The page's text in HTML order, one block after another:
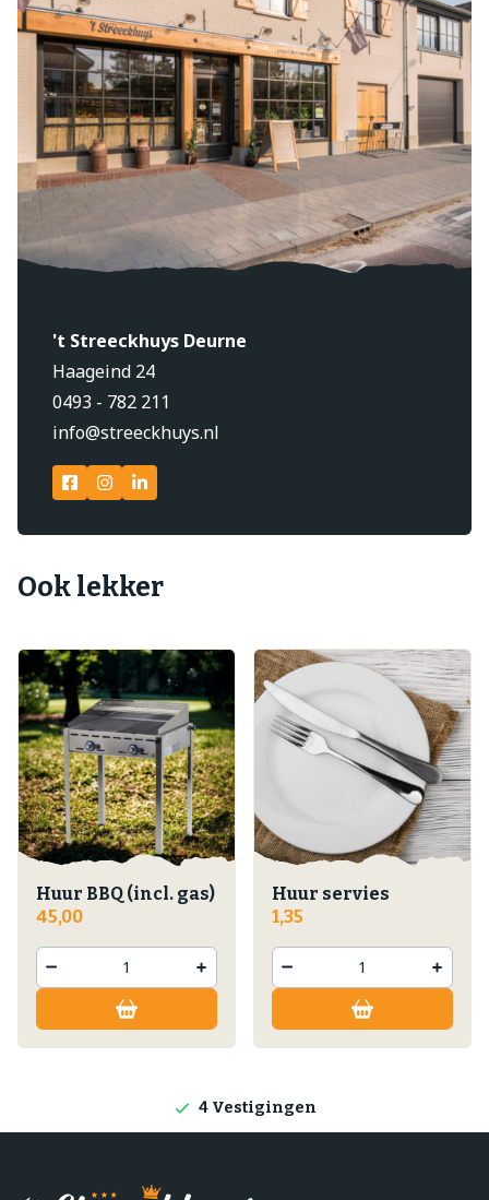
't Streeckhuys Deurne
Haageind 24
0493 - 782 211
info@streeckhuys.nl
Ook lekker
Huur BBQ (incl. gas)
45,00
Huur servies
1,35
Lokale producten
4 Vestigingen